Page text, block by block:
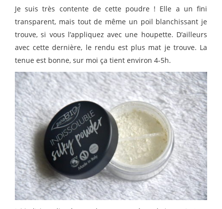
Je suis très contente de cette poudre ! Elle a un fini
transparent, mais tout de même un poil blanchissant je
trouve, si vous l’appliquez avec une houpette. D’ailleurs
avec cette dernière, le rendu est plus mat je trouve. La
tenue est bonne, sur moi ça tient environ 4-5h.